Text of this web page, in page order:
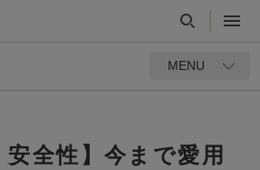
MENU
安全性】今まで愛用